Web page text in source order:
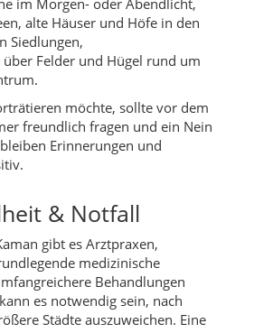
alte Häuser und Höfe in den
Siedlungen,
Felder und Hügel rund um
möchte, sollte vor dem
freundlich fragen und ein Nein
Erinnerungen und
& Notfall
gibt es Arztpraxen,
medizinische
Behandlungen
es notwendig sein, nach
Städte auszuweichen. Eine